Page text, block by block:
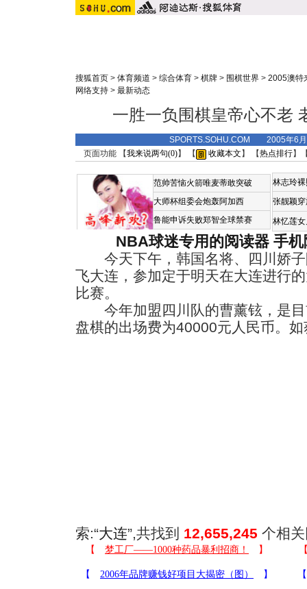
搜狐首页 > 体育频道 > 综合体育 > 棋牌 > 围棋世界 > 2005澳特
网络支持 > 最新动态
一胜一负围棋皇帝心不老
SPORTS.SOHU.COM 2005年6
页面功能 【我来说两句(0)】 【 收藏本文 】 【热点排行】
范帅苦恼火箭唯麦蒂敢突破
大师杯组委会炮轰阿加西
鲁能申诉失败郑智全球禁赛
林志玲
张靓颖
林忆莲
NBA球迷专用的阅读器 手
今天下午，韩国名将、四川娇子
飞大连，参加定于明天在大连进行
比赛。
今年加盟四川队的曹薰铉，是目
盘棋的出场费为40000元人民币。 如
索:“大连”,共找到 12,655,245 个相